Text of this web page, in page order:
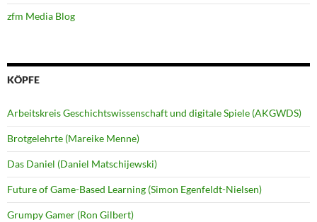
zfm Media Blog
KÖPFE
Arbeitskreis Geschichtswissenschaft und digitale Spiele (AKGWDS)
Brotgelehrte (Mareike Menne)
Das Daniel (Daniel Matschijewski)
Future of Game-Based Learning (Simon Egenfeldt-Nielsen)
Grumpy Gamer (Ron Gilbert)